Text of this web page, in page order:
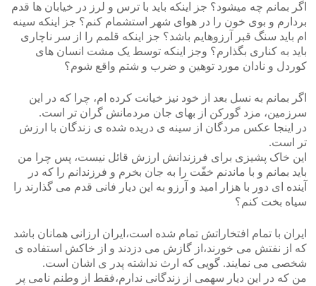
اگر بمانم چه میشود؟ جز اینکه باید با ترس و لرز در خیابان ها قدم
بردارم و بوی خون را در هوای شهر استشمام کنم؟ جز اینکه سینه
ام باید سنگ قبر آرزوهایم باشد؟ جز اینکه قلمم را از سر ناچاری
باید به کناری بگذارم؟ وجز اینکه توسط یک مشت انسان های
کوردل و نادان مورد توهین و ضرب و شتم واقع شوم؟
اگر بمانم به نسل بعد از خود نیز خیانت کرده ام، چرا که در این
سرزمین، مزد گورکن از بهای جان مردمانش گران تر است.
در اینجا عکس مردگان از سینه ی دریده شده ی زندگان با ارزش
تر است.
این خاک پشیزی برای فرزندانش ارزش قائل نیست، پس چرا من
باید بمانم و با ماندنم خفّت را به جان بخرم و فرزندانم را که در
آینده ای دور با هزار امید و آرزو به این دیار فانی قدم می گذارند را
سیاه بخت کنم؟
ایران با تمام افتخاراتش تمام شده است،ایران ارزانی همانان باشد
که از نفتش می خورند،از گازش می دزدند و از خاکش استفاده ی
شخصی می نمایند. گویی که ارث نداشته پدر ی اشان است.
من که در این دیار سهمی از زندگانی ندارم،فقط از وطنم نامی پر